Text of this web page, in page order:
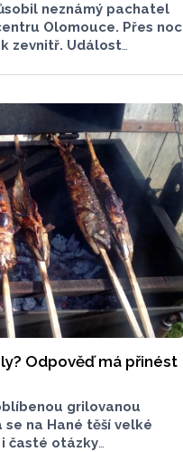
neznámý pachatel
Olomouce. Přes noc
zevnitř. Událost
ranních hodinách o ní
Šafářová. Pachateli
Odpověď má přinést
grilovanou
na Hané těší velké
časté otázky